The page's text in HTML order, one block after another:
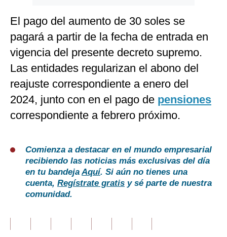
El pago del aumento de 30 soles se
pagará a partir de la fecha de entrada en
vigencia del presente decreto supremo.
Las entidades regularizan el abono del
reajuste correspondiente a enero del
2024, junto con en el pago de pensiones
correspondiente a febrero próximo.
Comienza a destacar en el mundo empresarial
recibiendo las noticias más exclusivas del día
en tu bandejaAquí. Si aún no tienes una
cuenta, Regístrate gratis y sé parte de nuestra
comunidad.